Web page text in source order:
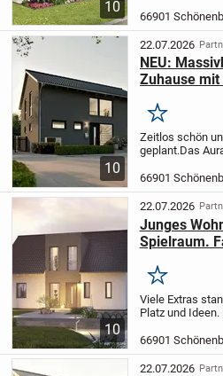
10
Anforderungen,
und Ausstattun...
66901
10
22.07.2026
NEU:
Zuhause
Merken
Zeitlos schön
geplant.Das
Essbereich
dem Alltag,
entspannte...
66901
10
22.07.2026
Junges
Spielraum.
Merken
Viele Extras
Platz und
Anforderungen,
und Ausstattun...
66901
22.07.2026